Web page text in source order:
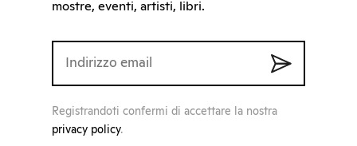
mostre, eventi, artisti, libri.
Registrandoti confermi di accettare la nostra
privacy policy.